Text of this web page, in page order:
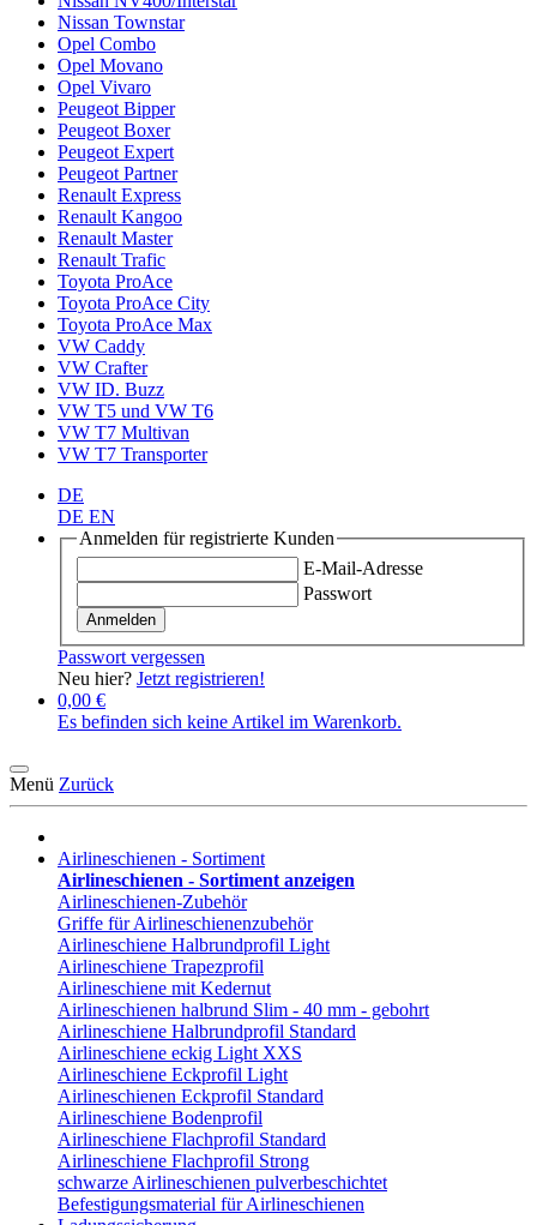
Nissan Townstar
Opel Combo
Opel Movano
Opel Vivaro
Peugeot Bipper
Peugeot Boxer
Peugeot Expert
Peugeot Partner
Renault Express
Renault Kangoo
Renault Master
Renault Trafic
Toyota ProAce
Toyota ProAce City
Toyota ProAce Max
VW Caddy
VW Crafter
VW ID. Buzz
VW T5 und VW T6
VW T7 Multivan
VW T7 Transporter
DE
DE EN
Anmelden für registrierte Kunden
E-Mail-Adresse
Passwort
Anmelden
Passwort vergessen
Neu hier? Jetzt registrieren!
0,00 €
Es befinden sich keine Artikel im Warenkorb.
Menü Zurück
Airlineschienen - Sortiment
Airlineschienen - Sortiment anzeigen
Airlineschienen-Zubehör
Griffe für Airlineschienenzubehör
Airlineschiene Halbrundprofil Light
Airlineschiene Trapezprofil
Airlineschiene mit Kedernut
Airlineschienen halbrund Slim - 40 mm - gebohrt
Airlineschiene Halbrundprofil Standard
Airlineschiene eckig Light XXS
Airlineschiene Eckprofil Light
Airlineschienen Eckprofil Standard
Airlineschiene Bodenprofil
Airlineschiene Flachprofil Standard
Airlineschiene Flachprofil Strong
schwarze Airlineschienen pulverbeschichtet
Befestigungsmaterial für Airlineschienen